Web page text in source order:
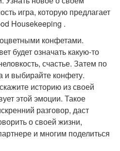
игра, которую предлагает
Housekeeping .
конфетами.
будет означать какую-то
счастье. Затем по
и выбирайте конфету.
историю из своей
этой эмоции. Такое
разговор, даст
о своей жизни,
и многим поделиться